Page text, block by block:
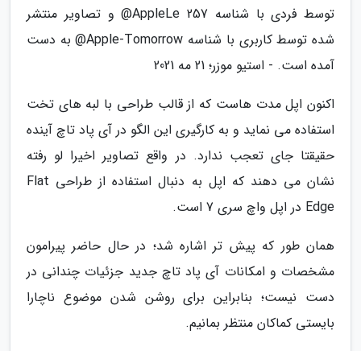
توسط فردی با شناسه AppleLe 257@ و تصاویر منتشر
شده توسط کاربری با شناسه Apple-Tomorrow@ به دست
آمده است. - استیو موزر؛ 21 مه 2021
اکنون اپل مدت هاست که از قالب طراحی با لبه های تخت
استفاده می نماید و به کارگیری این الگو در آی پاد تاچ آینده
حقیقتا جای تعجب ندارد. در واقع تصاویر اخیرا لو رفته
نشان می دهند که اپل به دنبال استفاده از طراحی Flat
Edge در اپل واچ سری 7 است.
همان طور که پیش تر اشاره شد؛ در حال حاضر پیرامون
مشخصات و امکانات آی پاد تاچ جدید جزئیات چندانی در
دست نیست؛ بنابراین برای روشن شدن موضوع ناچارا
بایستی کماکان منتظر بمانیم.